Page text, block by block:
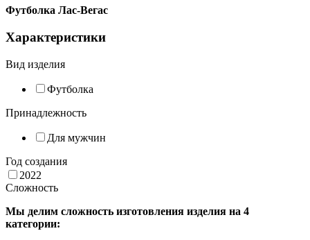
Футболка Лас-Вегас
Характеристики
Вид изделия
Футболка
Принадлежность
Для мужчин
Год создания
2022
Сложность
Мы делим сложность изготовления изделия на 4
категории: